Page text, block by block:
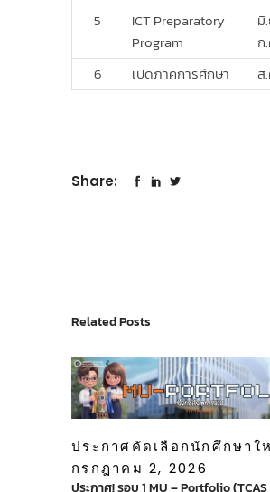
5
ICT Preparatory
Program
มิ
ก
6
เปิดภาคการศึกษา ส
Share:
Related Posts
ประกาศคัดเลือกนักศึกษาใ
กรกฎาคม 2, 2026
ประกาศ! รอบ 1 MU – Portfolio (TCAS